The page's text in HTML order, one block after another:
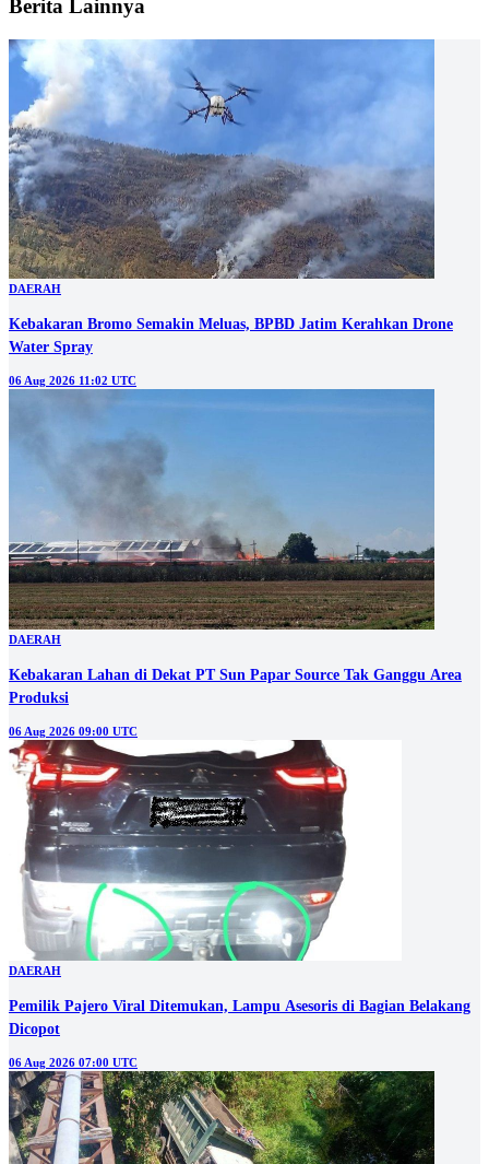
Berita Lainnya
DAERAH
Kebakaran Bromo Semakin Meluas, BPBD Jatim Kerahkan Drone
Water Spray
06 Aug 2026 11:02 UTC
DAERAH
Kebakaran Lahan di Dekat PT Sun Papar Source Tak Ganggu Area
Produksi
06 Aug 2026 09:00 UTC
DAERAH
Pemilik Pajero Viral Ditemukan, Lampu Asesoris di Bagian Belakang
Dicopot
06 Aug 2026 07:00 UTC